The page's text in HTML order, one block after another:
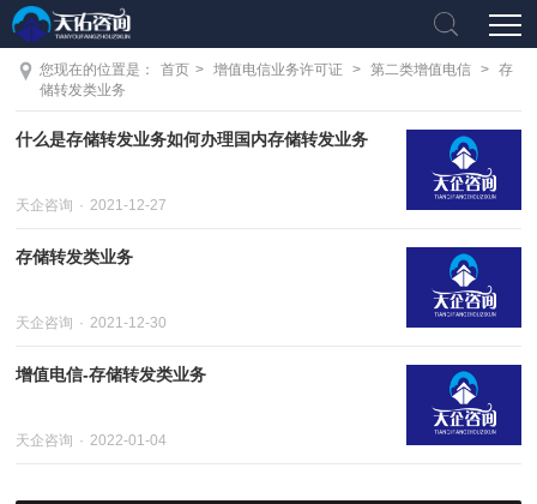
您现在的位置是： 首页 > 增值电信业务许可证 > 第二类增值电信 >
存
储转发类业务
什么是存储转发业务如何办理国内存储转发业务
天企咨询 2021-12-27
存储转发类业务
天企咨询 2021-12-30
增值电信-存储转发类业务
天企咨询 2022-01-04